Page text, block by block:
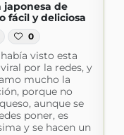
japonesa de
fácil y deliciosa
0
visto esta
por la redes, y
mucho la
porque no
aunque se
poner, es
y se hacen un